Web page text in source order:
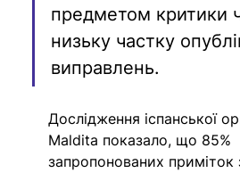
предметом критики
низьку частку
виправлень.
Дослідження іспанської
Maldita показало, що 85%
запропонованих